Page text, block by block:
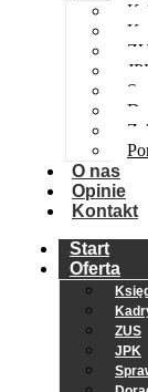
O nas
Opinie
Kontakt
Start
Oferta
ZUS
JPK